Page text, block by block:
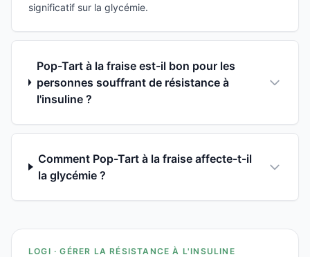
significatif sur la glycémie.
Pop-Tart à la fraise est-il bon pour les
personnes souffrant de résistance à
l'insuline ?
Comment Pop-Tart à la fraise affecte-t-il
la glycémie ?
LOGI · GÉRER LA RÉSISTANCE À L'INSULINE